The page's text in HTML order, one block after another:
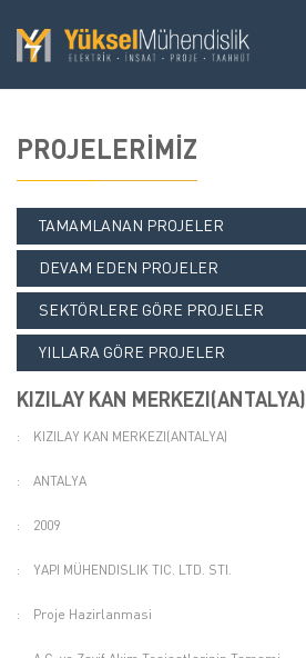
PROJELERİMİZ
TAMAMLANAN PROJELER
DEVAM EDEN PROJELER
SEKTÖRLERE GÖRE PROJELER
YILLARA GÖRE PROJELER
KIZILAY KAN MERKEZI(ANTALYA)
:
:
:
:
:
KIZILAY KAN MERKEZI(ANTALYA)
ANTALYA
2009
YAPI MÜHENDISLIK TIC. LTD. STI.
Proje Hazirlanmasi